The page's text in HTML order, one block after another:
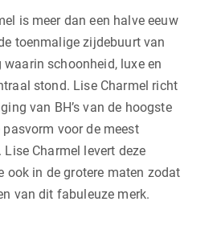
is meer dan een halve eeuw
toenmalige zijdebuurt van
waarin schoonheid, luxe en
stond. Lise Charmel richt
van BH’s van de hoogste
voor de meest
Charmel levert deze
ook in de grotere maten zodat
van dit fabuleuze merk.